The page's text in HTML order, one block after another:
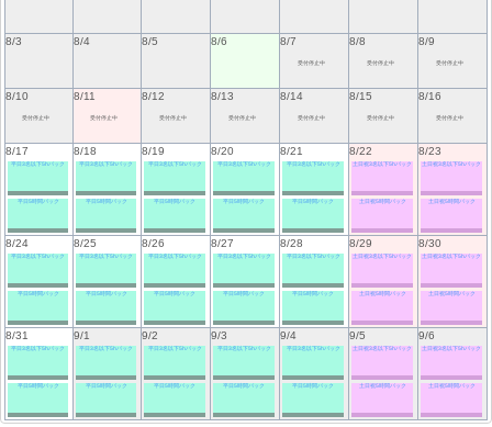
8/3 8/4 8/5 8/6 8/7
受付停止中
8/8
受付停止中
8/9
受付停止中
8/10
受付停止中
8/11
受付停止中
8/12
受付停止中
8/13
受付停止中
8/14
受付停止中
8/15
受付停止中
8/16
受付停止中
8/17
平日3名以下5hパック
平日5時間パック
8/18
平日3名以下5hパック
平日5時間パック
8/19
平日3名以下5hパック
平日5時間パック
8/20
平日3名以下5hパック
平日5時間パック
8/21
平日3名以下5hパック
平日5時間パック
8/22
土日祝3名以下5hパック
土日祝5時間パック
8/23
土日祝3名以下5hパック
土日祝5時間パック
8/24
平日3名以下5hパック
平日5時間パック
8/25
平日3名以下5hパック
平日5時間パック
8/26
平日3名以下5hパック
平日5時間パック
8/27
平日3名以下5hパック
平日5時間パック
8/28
平日3名以下5hパック
平日5時間パック
8/29
土日祝3名以下5hパック
土日祝5時間パック
8/30
土日祝3名以下5hパック
土日祝5時間パック
8/31
平日3名以下5hパック
平日5時間パック
9/1
平日3名以下5hパック
平日5時間パック
9/2
平日3名以下5hパック
平日5時間パック
9/3
平日3名以下5hパック
平日5時間パック
9/4
平日3名以下5hパック
平日5時間パック
9/5
土日祝3名以下5hパック
土日祝5時間パック
9/6
土日祝3名以下5hパック
土日祝5時間パック